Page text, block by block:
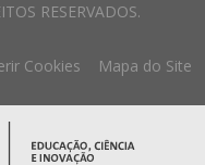
RESERVADOS.
Cookies Mapa do Site